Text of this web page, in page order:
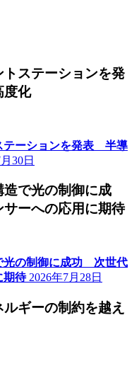
ステーションを発
化
テーションを発表 半導
30日
造で光の制御に成
ーへの応用に期待
光の制御に成功 次世代
期待 2026年7月28日
ギーの制約を越え